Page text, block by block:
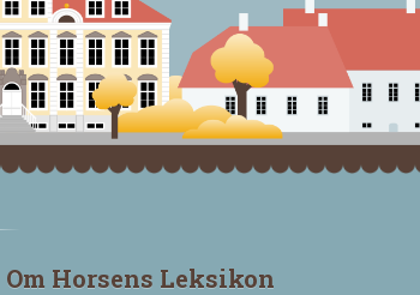
Om Horsens Leksikon